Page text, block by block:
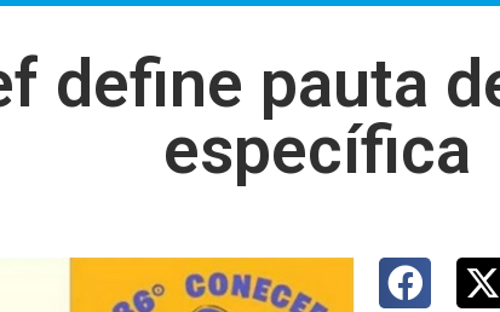
define pauta
específica